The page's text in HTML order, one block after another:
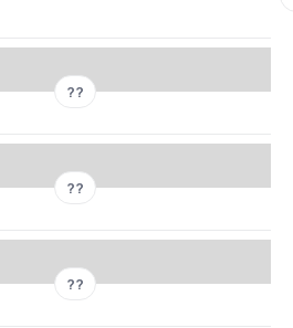
??
??
??